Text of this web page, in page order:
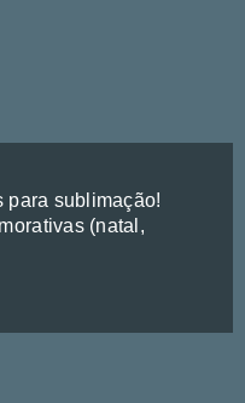
para sublimação!
(natal,